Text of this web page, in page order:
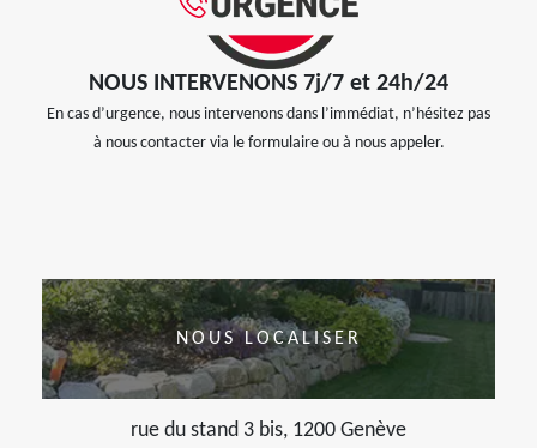
NOUS INTERVENONS 7j/7 et 24h/24
En cas d’urgence, nous intervenons dans l’immédiat, n’hésitez pas
à nous contacter via le formulaire ou à nous appeler.
NOUS LOCALISER
rue du stand 3 bis, 1200 Genève